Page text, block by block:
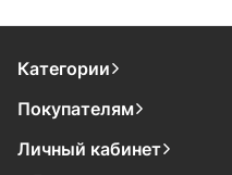
Категории
Покупателям
Личный кабинет